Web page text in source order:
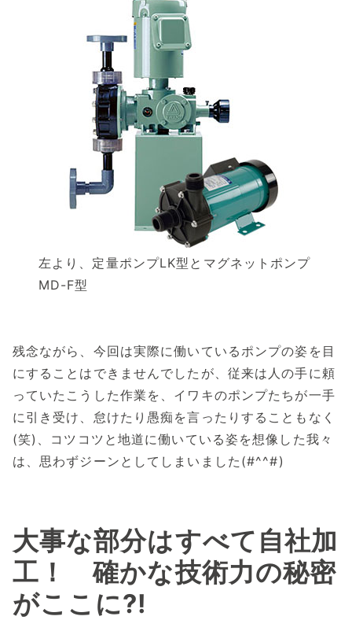
左より、定量ポンプLK型とマグネットポンプ
MD-F型
残念ながら、今回は実際に働いているポンプの姿を目
にすることはできませんでしたが、従来は人の手に頼
っていたこうした作業を、イワキのポンプたちが一手
に引き受け、怠けたり愚痴を言ったりすることもなく
(笑)、コツコツと地道に働いている姿を想像した我々
は、思わずジーンとしてしまいました(#^^#)
大事な部分はすべて自社加
工！ 確かな技術力の秘密
がここに?!